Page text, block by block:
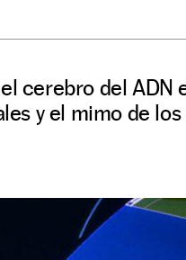
cerebro del ADN
y el mimo de